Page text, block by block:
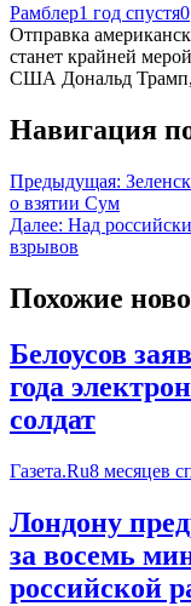
Рамблер1 год спустя0
Отправка
станет крайней
США Дональд
Навигация
Предыдущая:
о взятии Сум
Далее: Над
взрывов
Похожие
Белоусов
года
солдат
Газета.Ru8 месяцев
Лондону
за восемь
российской